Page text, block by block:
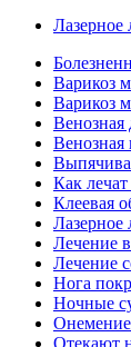
Лазерное
Варикоз
Варикоз
Венозная
Венозная
Как лечат
Клеевая
Лазерное
Лечение
Лечение
Нога
Ночные
Отекают